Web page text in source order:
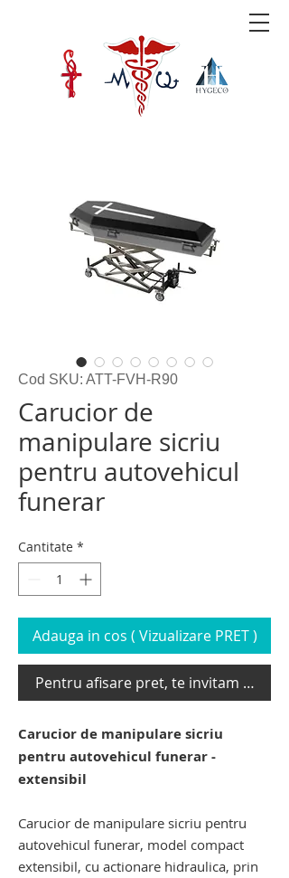
Cod SKU: ATT-FVH-R90
Carucior de
manipulare sicriu
pentru autovehicul
funerar
Cantitate *
Adauga in cos ( Vizualizare PRET )
Pentru afisare pret, te invitam sa te
Carucior de manipulare sicriu
pentru autovehicul funerar -
extensibil
Carucior de manipulare sicriu pentru
autovehicul funerar, model compact
extensibil, cu actionare hidraulica, prin